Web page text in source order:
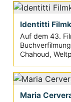
Identitti
Auf dem 43.
Chahoud,
Maria